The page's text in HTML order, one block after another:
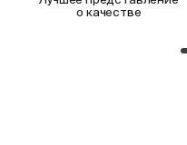
о качестве